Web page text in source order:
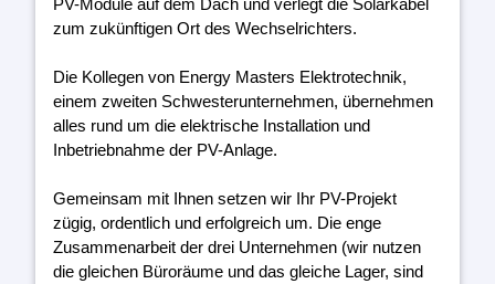
PV-Module auf dem Dach und verlegt die Solarkabel
zum zukünftigen Ort des Wechselrichters.
Die Kollegen von Energy Masters Elektrotechnik,
einem zweiten Schwesterunternehmen, übernehmen
alles rund um die elektrische Installation und
Inbetriebnahme der PV-Anlage.
Gemeinsam mit Ihnen setzen wir Ihr PV-Projekt
zügig, ordentlich und erfolgreich um. Die enge
Zusammenarbeit der drei Unternehmen (wir nutzen
die gleichen Büroräume und das gleiche Lager, sind